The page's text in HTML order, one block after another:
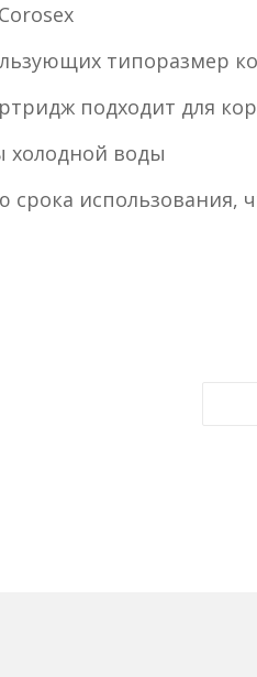
типоразмер
подходит для
холодной воды
использования,